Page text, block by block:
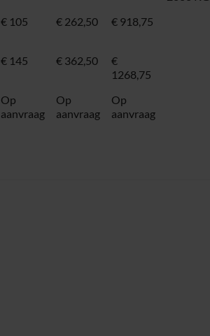
€ 105 € 262,50 € 918,75
€ 145 € 362,50
€
1268,75
Op
aanvraag
Op
aanvraag
Op
aanvraag